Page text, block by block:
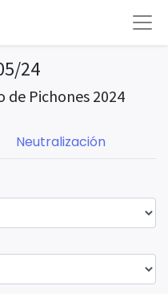
24
Pichones 2024
Neutralización